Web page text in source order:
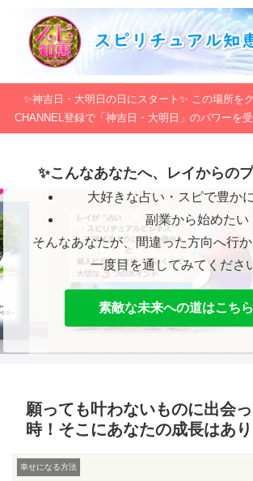
✨神吉日・大明日の日にスタート✨ この場所を
CHANNEL登録で「神吉日・大明日」のパワーを受
✨こんなあなたへ、レイからの
大好きな占い・スピで豊か
副業から始めたい
そんなあなたが、間違った方向へ行
一度目を通してみてくださ
素敵な未来への道はこち
願っても叶わないものに出会
時！そこにあなたの成長はあ
幸せになる方法